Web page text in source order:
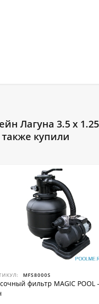
Лагуна 3.5 х
купили
MFS8000S
фильтр MAGIC POOL